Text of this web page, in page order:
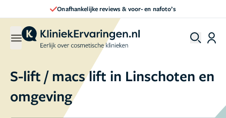
Direct een afspraak maken
S-lift / macs lift in Linschoten en
omgeving